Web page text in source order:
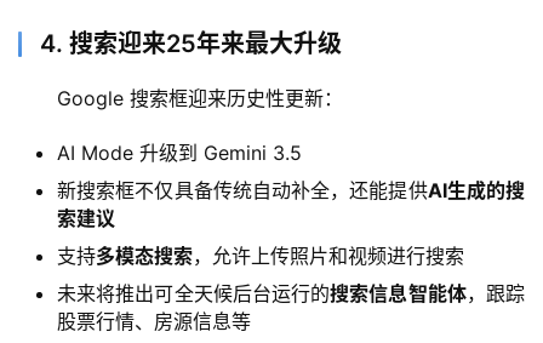
源
4. 搜索迎来25年来最大升级
Google 搜索框迎来历史性更新：
AI Mode 升级到 Gemini 3.5
新搜索框不仅具备传统自动补全，还能提供AI生成的搜
索建议
支持多模态搜索，允许上传照片和视频进行搜索
未来将推出可全天候后台运行的搜索信息智能体，跟踪
股票行情、房源信息等